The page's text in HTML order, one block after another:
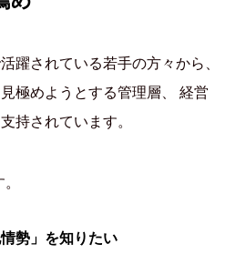
躍されている若手の方々から、
極めようとする管理層、 経営
持されています。
勢」を知りたい